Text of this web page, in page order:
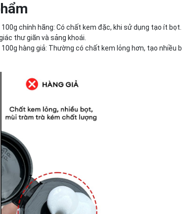
chính hãng: Có chất kem đặc, khi sử dụng tạo ít
thư giãn và sảng khoái.
hàng giả: Thường có chất kem lỏng hơn, tạo